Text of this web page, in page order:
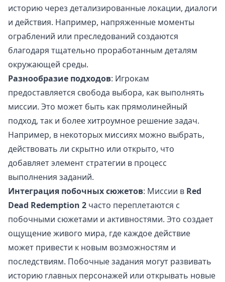
историю через детализированные локации, диалоги
и действия. Например, напряженные моменты
ограблений или преследований создаются
благодаря тщательно проработанным деталям
окружающей среды.
Разнообразие подходов: Игрокам
предоставляется свобода выбора, как выполнять
миссии. Это может быть как прямолинейный
подход, так и более хитроумное решение задач.
Например, в некоторых миссиях можно выбрать,
действовать ли скрытно или открыто, что
добавляет элемент стратегии в процесс
выполнения заданий.
Интеграция побочных сюжетов: Миссии в Red
Dead Redemption 2 часто переплетаются с
побочными сюжетами и активностями. Это создает
ощущение живого мира, где каждое действие
может привести к новым возможностям и
последствиям. Побочные задания могут развивать
историю главных персонажей или открывать новые